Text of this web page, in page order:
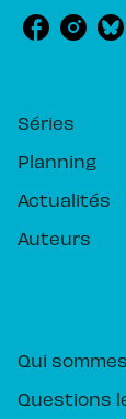
Séries
Planning
Actualités
Auteurs
Qui
Questions